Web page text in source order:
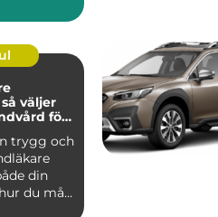
för
trygg och
din
du mår